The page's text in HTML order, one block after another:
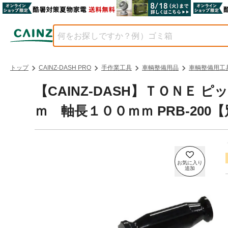
トップ CAINZ-DASH PRO 手作業工具 車輌整備用品 車輌整備用工
【CAINZ-DASH】ＴＯＮＥ
ｍ 軸長１００ｍｍ PRB-200【